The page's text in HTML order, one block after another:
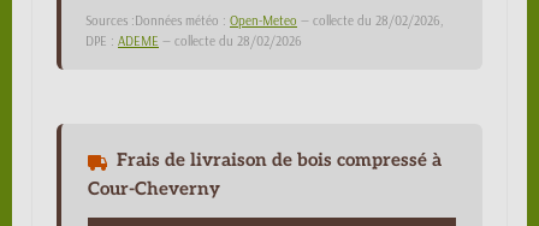
Sources :Données météo : Open-Meteo — collecte du 28/02/2026,
DPE : ADEME — collecte du 28/02/2026
Frais de livraison de bois compressé à
Cour-Cheverny